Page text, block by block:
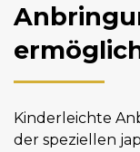
Kinderleichte
der speziellen